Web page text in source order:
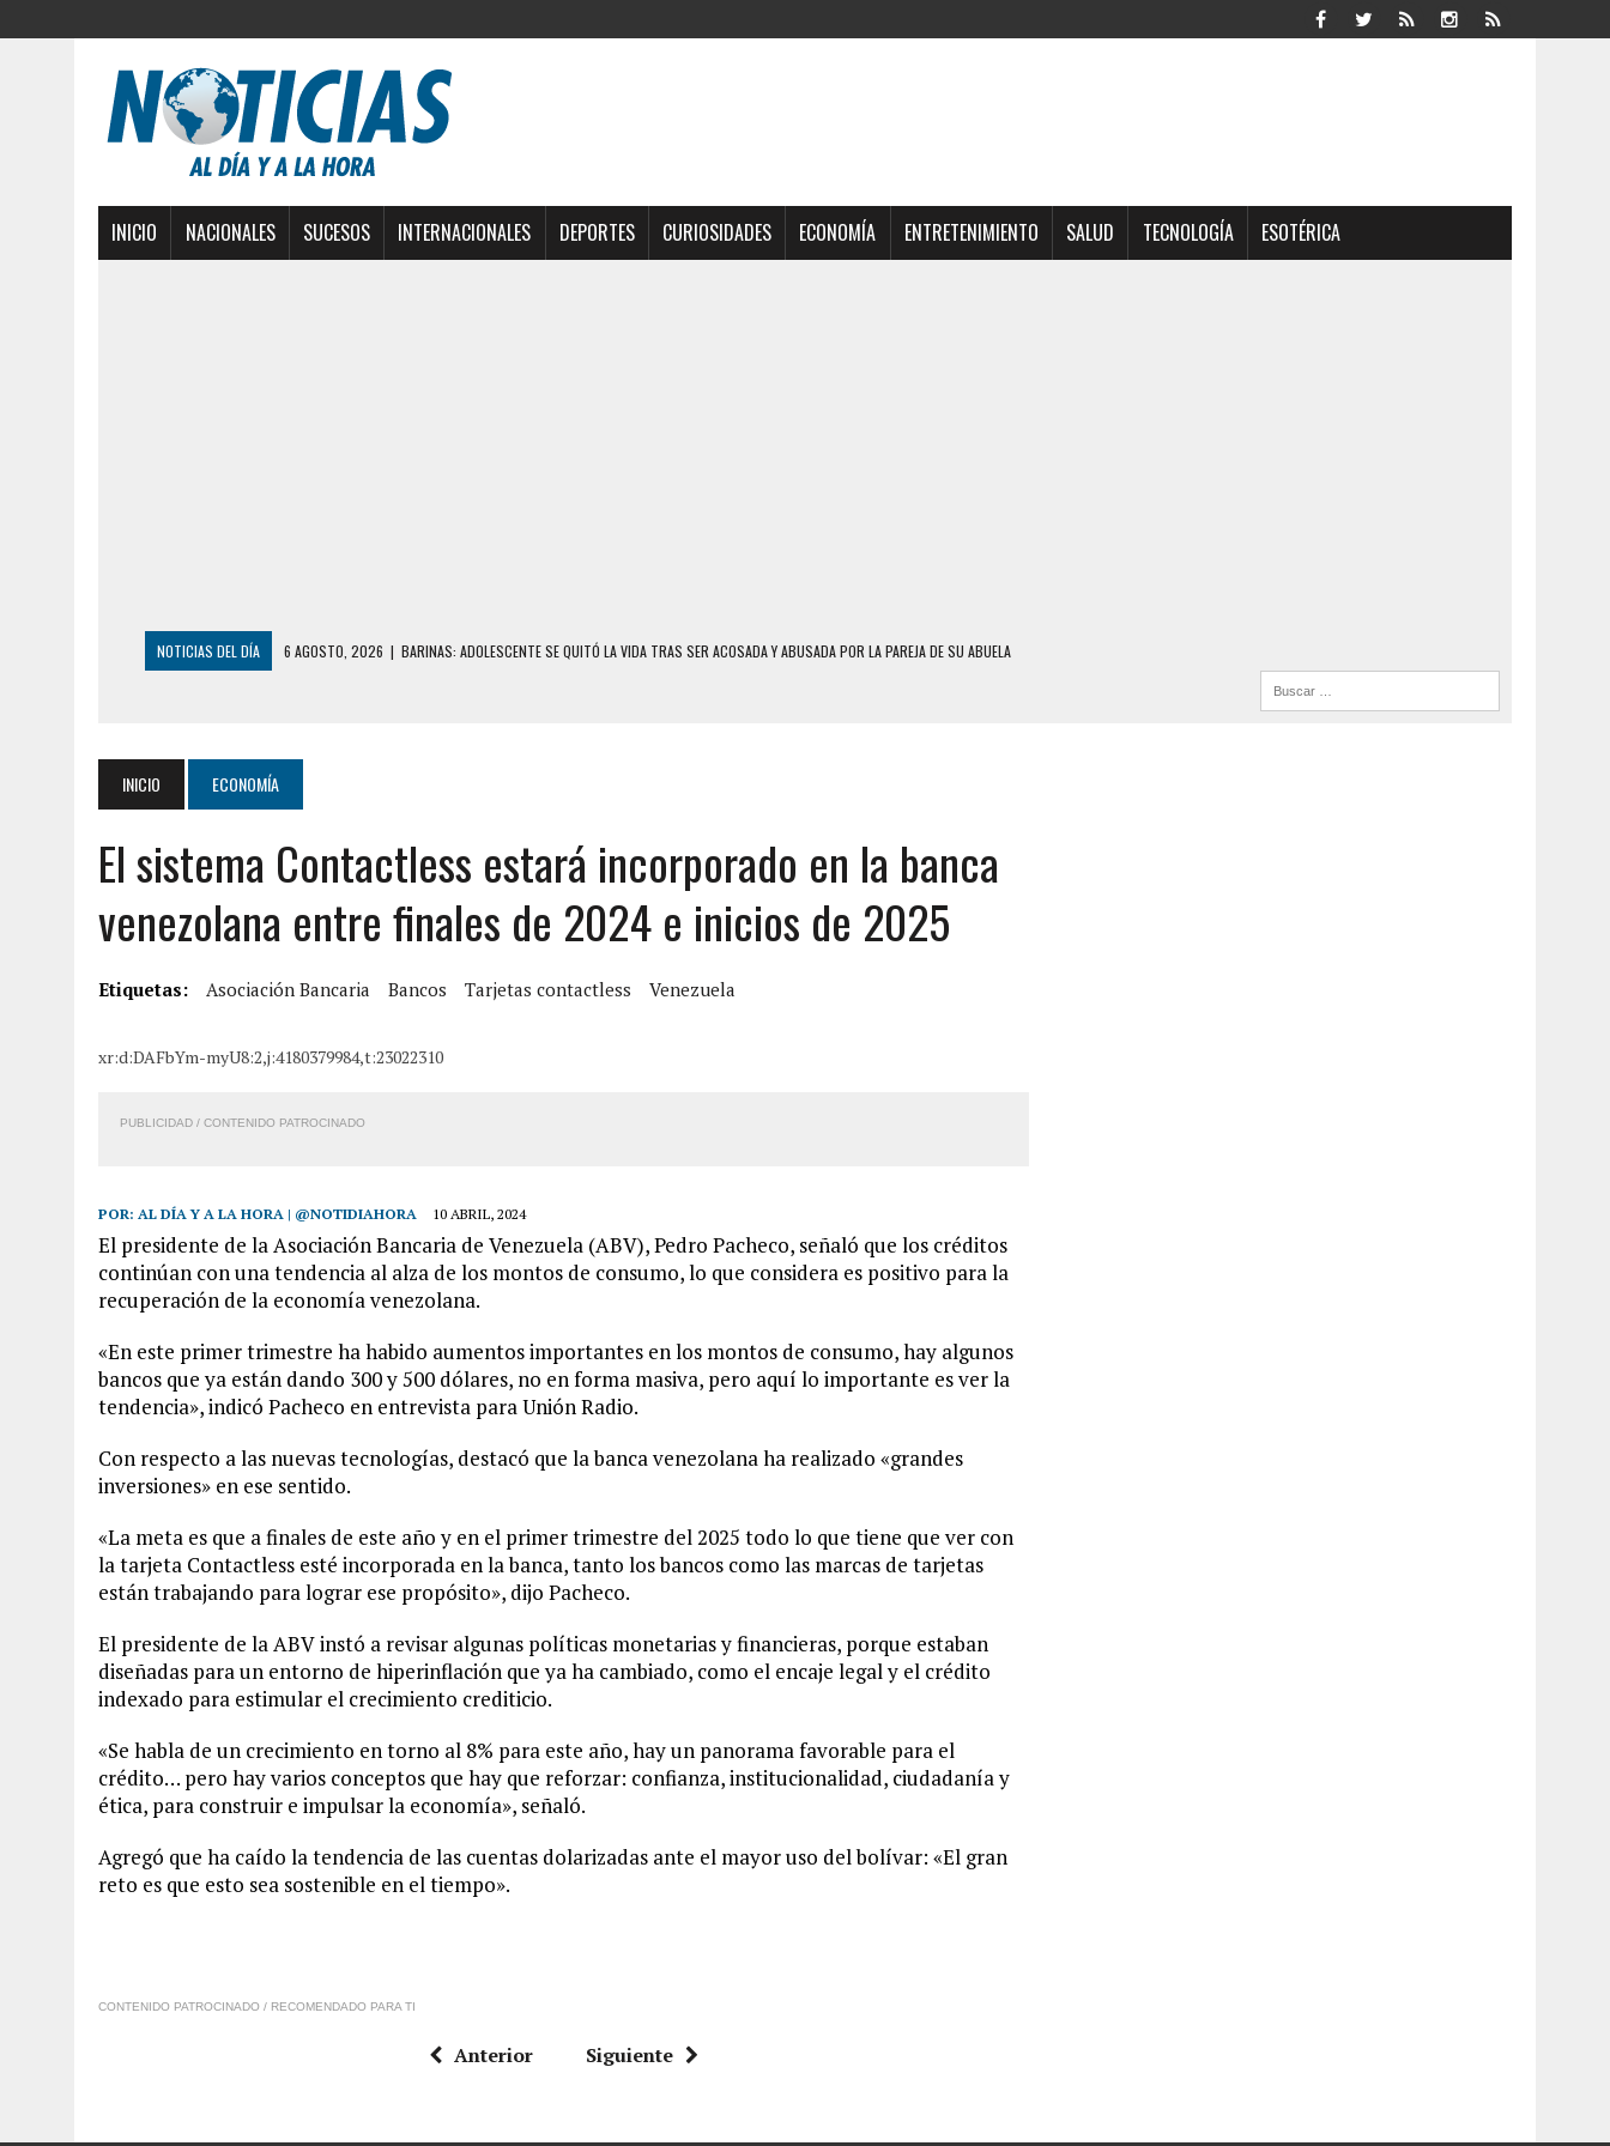
INICIO NACIONALES SUCESOS INTERNACIONALES DEPORTES CURIOSIDADES ECONOMÍA ENTRETENIMIENTO SALUD TECNOLOGÍA ESOTÉRICA
NOTICIAS DEL DÍA 6 AGOSTO, 2026 | BARINAS: ADOLESCENTE SE QUITÓ LA VIDA TRAS SER ACOSADA Y ABUSADA POR LA PAREJA DE SU ABUELA
3 AGOSTO, 2026 | LA INCREÍBLE FORMA EN LA QUE SOBREVIVIÓ UN HOMBRE Y SU FAMILIA TRAS LOS TERREMOTOS: CAYERON DESDE EL PISO NUEVE DEL
EDIFICIO PETUNIA
7 AGOSTO, 2026
FUGA DE GAS GENERÓ EXPLOSIÓN EN LOCAL COMERCIAL DE CHACAO
7 AGOSTO, 2026
| HOMBRE ASESINÓ A SU TÍA CON UN PUÑAL Y DEJÓ HERIDAS A SU PRIMA Y A OTRO FAMILIAR EN BOLÍVAR
LOCALIZARON CUERPO DE ‘LA SEÑORA DE LAS UÑAS BONITAS’ 42 DÍAS DESPUÉS DE LOS TERREMOTOS EN LA GUAIRA
INICIO ECONOMÍA
El sistema Contactless estará incorporado en la banca
venezolana entre finales de 2024 e inicios de 2025
Etiquetas: Asociación Bancaria Bancos Tarjetas contactless Venezuela
xr:d:DAFbYm-myU8:2,j:4180379984,t:23022310
PUBLICIDAD / CONTENIDO PATROCINADO
POR: AL DÍA Y A LA HORA | @NOTIDIAHORA 10 ABRIL, 2024
El presidente de la Asociación Bancaria de Venezuela (ABV), Pedro Pacheco, señaló que los créditos
continúan con una tendencia al alza de los montos de consumo, lo que considera es positivo para la
recuperación de la economía venezolana.
«En este primer trimestre ha habido aumentos importantes en los montos de consumo, hay algunos
bancos que ya están dando 300 y 500 dólares, no en forma masiva, pero aquí lo importante es ver la
tendencia», indicó Pacheco en entrevista para Unión Radio.
Con respecto a las nuevas tecnologías, destacó que la banca venezolana ha realizado «grandes
inversiones» en ese sentido.
«La meta es que a finales de este año y en el primer trimestre del 2025 todo lo que tiene que ver con
la tarjeta Contactless esté incorporada en la banca, tanto los bancos como las marcas de tarjetas
están trabajando para lograr ese propósito», dijo Pacheco.
El presidente de la ABV instó a revisar algunas políticas monetarias y financieras, porque estaban
diseñadas para un entorno de hiperinflación que ya ha cambiado, como el encaje legal y el crédito
indexado para estimular el crecimiento crediticio.
«Se habla de un crecimiento en torno al 8% para este año, hay un panorama favorable para el
crédito… pero hay varios conceptos que hay que reforzar: confianza, institucionalidad, ciudadanía y
ética, para construir e impulsar la economía», señaló.
Agregó que ha caído la tendencia de las cuentas dolarizadas ante el mayor uso del bolívar: «El gran
reto es que esto sea sostenible en el tiempo».
CONTENIDO PATROCINADO / RECOMENDADO PARA TI
Anterior Siguiente